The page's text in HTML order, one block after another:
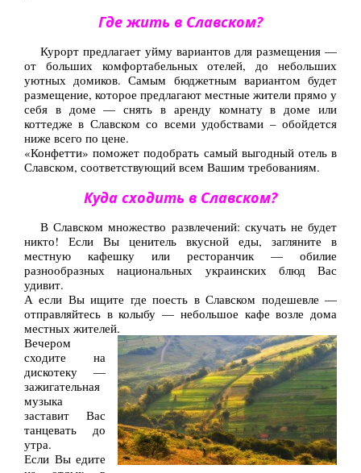
Где жить в Славском?
Курорт предлагает уйму вариантов для размещения —
от больших комфортабельных отелей, до небольших
уютных домиков. Самым бюджетным вариантом будет
размещение, которое предлагают местные жители прямо у
себя в доме — снять в аренду комнату в доме или
коттедже в Славском со всеми удобствами – обойдется
ниже всего по цене.
«Конфетти» поможет подобрать самый выгодный отель в
Славском, соответствующий всем Вашим требованиям.
Куда сходить в Славском?
В Славском множество развлечений: скучать не будет
никто! Если Вы ценитель вкусной еды, загляните в
местную кафешку или ресторанчик — обилие
разнообразных национальных украинских блюд Вас
удивит.
А если Вы ищите где поесть в Славском подешевле —
отправляйтесь в колыбу — небольшое кафе возле дома
местных жителей.
Вечером
сходите на
дискотеку —
зажигательная
музыка
заставит Вас
танцевать до
утра.
Если Вы едите